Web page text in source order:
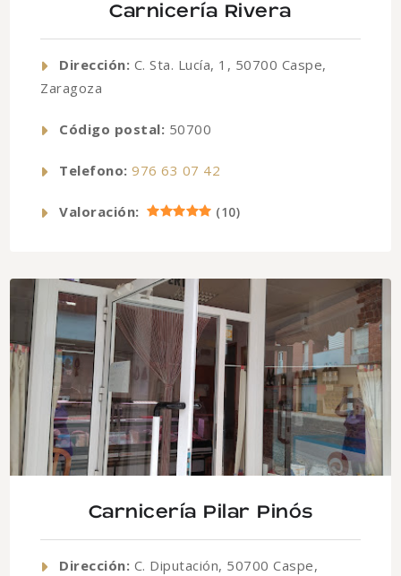
Carnicería Rivera
Dirección: C. Sta. Lucía, 1, 50700 Caspe,
Zaragoza
Código postal: 50700
Telefono: 976 63 07 42
Valoración: (10)
Carnicería Pilar Pinós
Dirección: C. Diputación, 50700 Caspe,